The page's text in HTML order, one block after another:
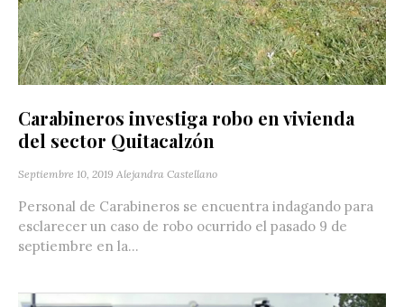
Carabineros investiga robo en vivienda
del sector Quitacalzón
Septiembre 10, 2019 Alejandra Castellano
Personal de Carabineros se encuentra indagando para
esclarecer un caso de robo ocurrido el pasado 9 de
septiembre en la...